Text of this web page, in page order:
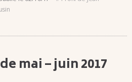
mai – juin 2017